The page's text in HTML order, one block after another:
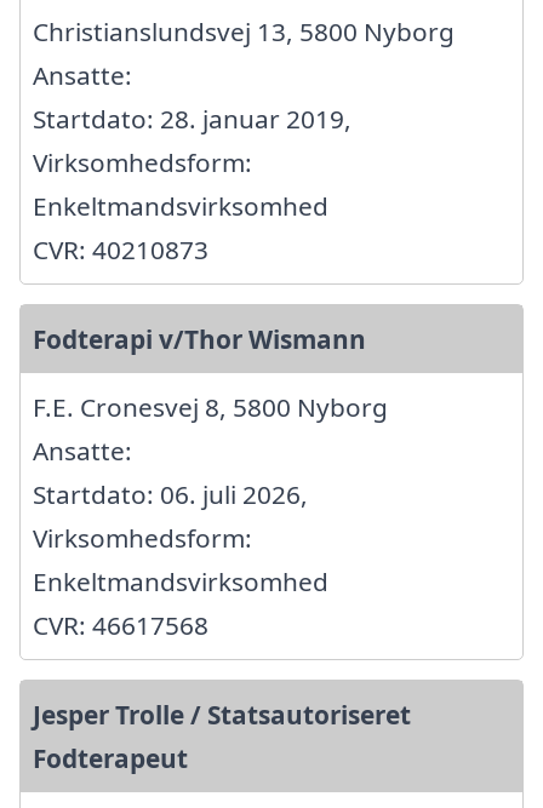
Christianslundsvej 13, 5800 Nyborg
Ansatte:
Startdato: 28. januar 2019,
Virksomhedsform:
Enkeltmandsvirksomhed
CVR: 40210873
Fodterapi v/Thor Wismann
F.E. Cronesvej 8, 5800 Nyborg
Ansatte:
Startdato: 06. juli 2026,
Virksomhedsform:
Enkeltmandsvirksomhed
CVR: 46617568
Jesper Trolle / Statsautoriseret
Fodterapeut